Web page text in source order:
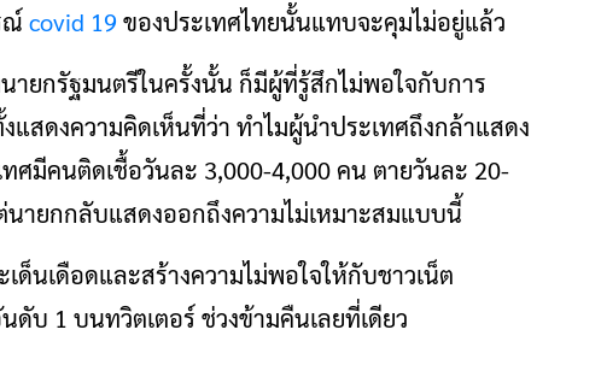
ณ์ covid 19ของประเทศไทยนั้นแทบจะคุมไม่อยู่แล้ว
ยกรัฐมนตรีในครั้งนั้น ก็มีผู้ที่รู้สึกไม่พอใจกับการ
สดงความคิดเห็นที่ว่า ทำไมผู้นำประเทศถึงกล้าแสดง
ศมีคนติดเชื้อวันละ 3,000-4,000 คน ตายวันละ 20-
ายกกลับแสดงออกถึงความไม่เหมาะสมแบบนี้
ด็นเดือดและสร้างความไม่พอใจให้กับชาวเน็ต
ดับ 1 บนทวิตเตอร์ ช่วงข้ามคืนเลยที่เดียว